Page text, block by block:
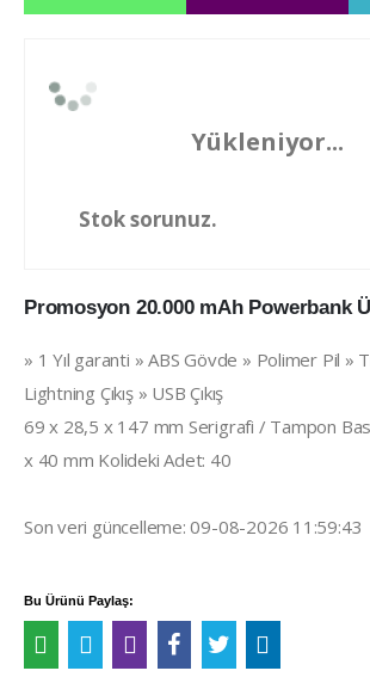
Yükleniyor...
Stok sorunuz.
Promosyon 20.000 mAh Powerbank
» 1 Yıl garanti » ABS Gövde » Polimer Pil »
Lightning Çıkış » USB Çıkış
69 x 28,5 x 147 mm Serigrafi / Tampon
x 40 mm Kolideki Adet: 40
Son veri güncelleme: 09-08-2026 11:59:43
Bu Ürünü Paylaş: